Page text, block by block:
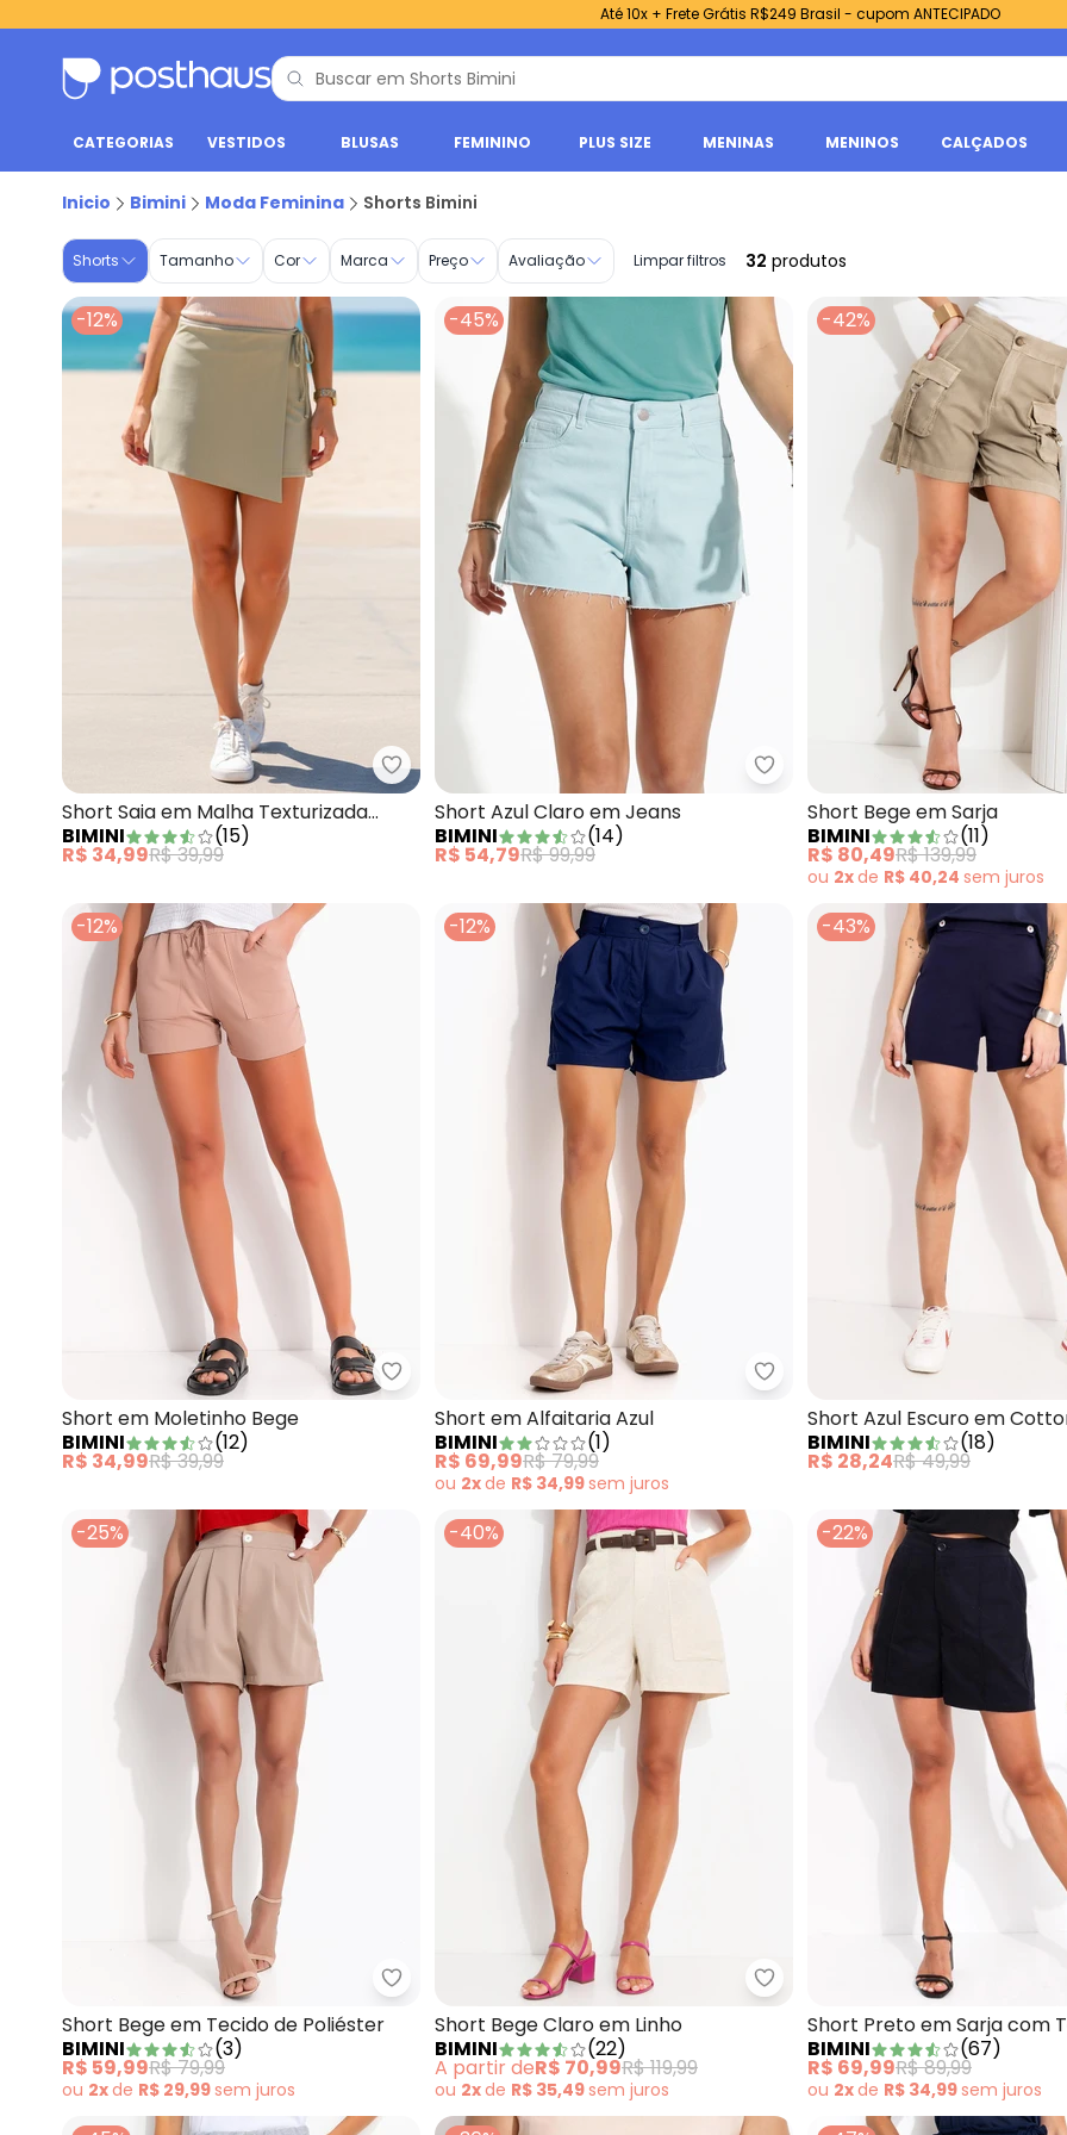
Até 10x + Frete Grátis R$249 Brasil - cupom ANTECIPADO
CATEGORIAS VESTIDOS BLUSAS FEMININO PLUS SIZE MENINAS MENINOS CALÇADOS
Inicio Bimini Moda Feminina Shorts Bimini
Shorts Tamanho Cor Marca Preço Avaliação Limpar filtros 32 produtos
-12%
Bimini - Short Saia em Malha Texturizada Verde
Short Saia em Malha Texturizada
Verde
BIMINI (15)
R$ 34,99R$ 39,99
-45%
Bimini - Short Azul Claro em
Short Azul Claro em Jeans
BIMINI
(14)
R$ 54,79R$ 99,99
-42%
Short Bege em Sarja
BIMINI
(11)
R$ 80,49R$ 139,99
ou 2xde R$ 40,24 sem juros
-12%
Bimini - Short em Moletinho Bege
Short em Moletinho Bege
BIMINI
(12)
R$ 34,99R$ 39,99
-12%
Bimini - Short em Alfaitaria Azul
Short em Alfaitaria Azul
BIMINI
(1)
R$ 69,99R$ 79,99
ou 2xde R$ 34,99sem juros
-43%
Short Azul Escuro em
BIMINI
(18)
R$ 28,24R$ 49,99
-25%
Bimini - Short Bege em Tecido de Poliéster
Short Bege em Tecido de Poliéster
BIMINI
(3)
R$ 59,99R$ 79,99
ou 2xde R$ 29,99sem juros
-40%
Bimini - Short Bege Claro em
Short Bege Claro em Linho
BIMINI
(22)
A partir deR$ 70,99R$ 119,99
ou 2xde R$ 35,49sem juros
-22%
Short Preto em Sarja com
Linho
BIMINI (67)
R$ 69,99R$ 89,99
ou 2xde R$ 34,99sem juros